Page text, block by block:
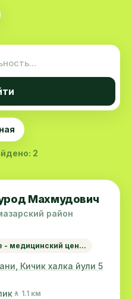
2
Махмудович
район
- медицинский цен...
Кичик халка йули 5
🚶 1.1 км